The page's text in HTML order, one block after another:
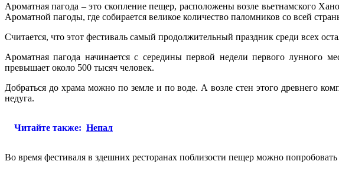
Ароматная пагода – это скопление пещер, расположены возле вьетнамского
Ароматной пагоды, где собирается великое количество паломников со всей
Считается, что этот фестиваль самый продолжительный праздник среди всех
Ароматная пагода начинается с середины первой недели первого лунного
превышает около 500 тысяч человек.
Добраться до храма можно по земле и по воде. А возле стен этого древнего
недуга.
Читайте также: Непал
Во время фестиваля в здешних ресторанах поблизости пещер можно